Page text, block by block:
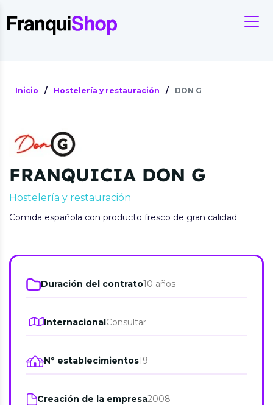
Inicio / Hostelería y restauración / DON G
FRANQUICIA DON G
Hostelería y restauración
Comida española con producto fresco de gran calidad
Duración del contrato10 años
InternacionalConsultar
Nº establecimientos19
Creación de la empresa2008